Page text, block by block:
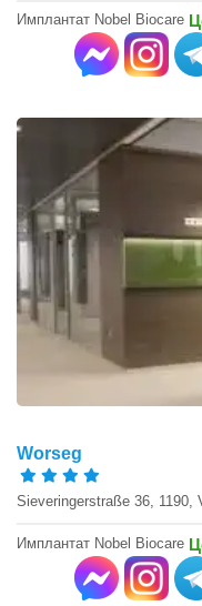
Имплантат Nobel Biocare
Worseg
Sieveringerstraße 36, 1190,
Имплантат Nobel Biocare